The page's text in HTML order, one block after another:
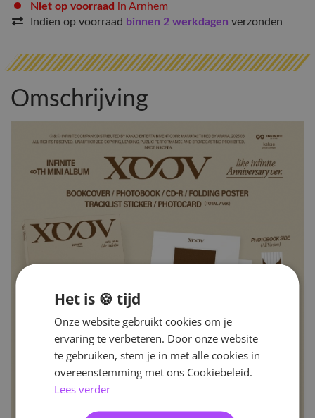
Niet op voorraad in Arnhem
Indien op voorraad binnen 2 werkdagen verzonden
Omschrijving
Het is 🍪 tijd
Onze website gebruikt cookies om je
ervaring te verbeteren. Door onze website
te gebruiken, stem je in met alle cookies in
overeenstemming met ons Cookiebeleid.
Lees verder